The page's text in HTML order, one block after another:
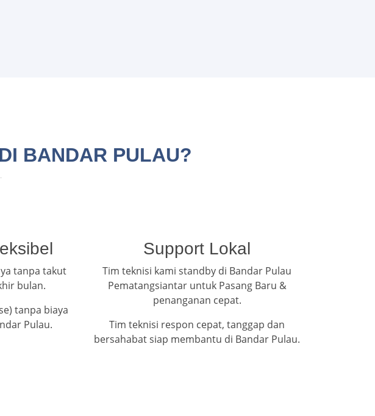
BANDAR PULAU?
tanpa takut
bulan.
tanpa biaya
Pulau.
Support Lokal
Tim teknisi kami standby di Bandar Pulau
Pematangsiantar untuk Pasang Baru &
penanganan cepat.
Tim teknisi respon cepat, tanggap dan
bersahabat siap membantu di Bandar Pulau.